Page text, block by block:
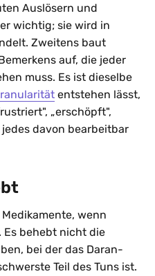
Auslösern und
wichtig; sie wird in
Zweitens baut
auf, die jeder
muss. Es ist dieselbe
entstehen lässt,
„erschöpft",
davon bearbeitbar
wenn
Es behebt nicht die
bei der das Daran-
Teil des Tuns ist.